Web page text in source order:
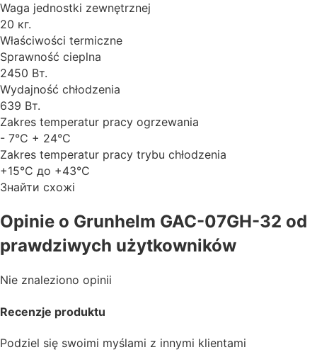
Waga jednostki zewnętrznej
20 кг.
Właściwości termiczne
Sprawność cieplna
2450 Вт.
Wydajność chłodzenia
639 Вт.
Zakres temperatur pracy ogrzewania
- 7°C + 24°C
Zakres temperatur pracy trybu chłodzenia
+15°C до +43°C
Знайти схожі
Opinie o Grunhelm GAC-07GH-32 od
prawdziwych użytkowników
Nie znaleziono opinii
Recenzje produktu
Podziel się swoimi myślami z innymi klientami